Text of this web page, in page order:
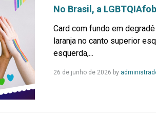
No Brasil, a
Card com fundo em
laranja no canto superior
esquerda,...
26 de junho de 2026 by